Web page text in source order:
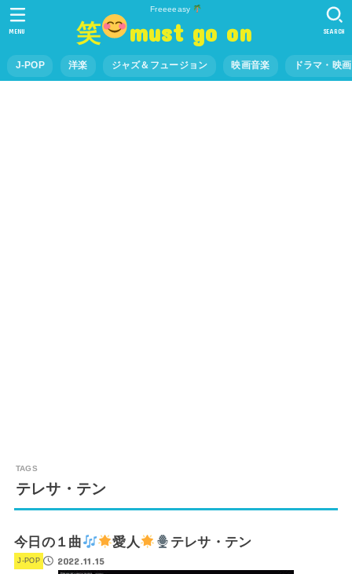
Freeeeasy
笑 must go on
J-POP 洋楽 ジャズ＆フュージョン 映画音楽 ドラマ・映
SEARCH
MENU
テレサ・テン
今日の１曲 愛人 テレサ・テン
J-POP 2022.11.15